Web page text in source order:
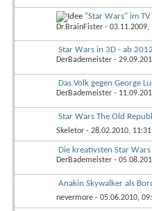
"Star Wars" im
Dr.BrainFister - 03.11.2009,
Star Wars in 3D - ab
DerBademeister -
Das Volk gegen George
DerBademeister -
Star Wars The Old
Skeletor - 28.02.2010,
Die kreativsten Star
DerBademeister -
Anakin Skywalker als
nevermore - 05.06.2010,